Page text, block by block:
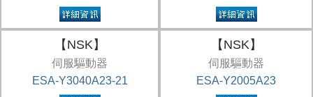
【NSK】
伺服驅動器
ESA-Y3040A23-21
【NSK】
伺服驅動器
ESA-Y2005A23